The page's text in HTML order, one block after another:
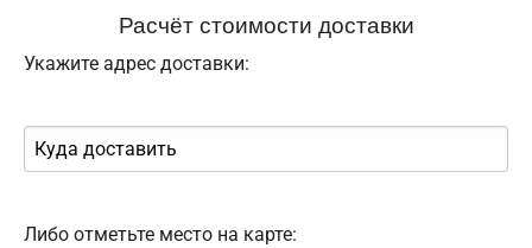
Расчёт стоимости доставки
Укажите адрес доставки:
Либо отметьте место на карте: